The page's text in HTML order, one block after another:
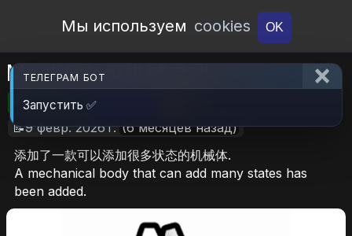
Open Workshop
Мы используем cookies OK
MechPriest机械灵司
🎮RimWorld 📦2.8 MB
📝9 февр. 2026 г. (6 месяцев назад)
添加了一款可以添加很多状态的机械体.
A mechanical body that can add many states has
been added.
ТЕЛЕГРАМ БОТ
Запустить ✅